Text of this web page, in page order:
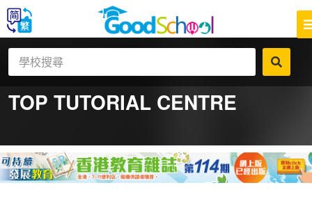
TOP TUTORIAL CENTRE